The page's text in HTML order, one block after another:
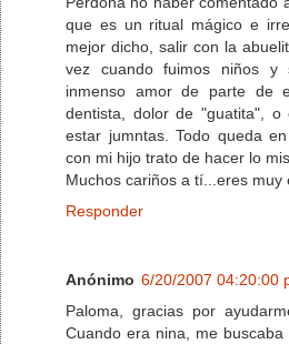
que es un ritual mágico e
mejor dicho, salir con la
vez cuando fuimos niños y
inmenso amor de parte de
dentista, dolor de "guatita", o
estar jumntas. Todo queda
con mi hijo trato de hacer lo
Muchos cariños a tí...eres muy
Responder
Anónimo 6/20/2007 04:20:00
Paloma, gracias por
Cuando era nina, me